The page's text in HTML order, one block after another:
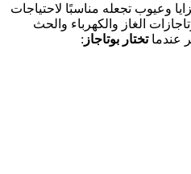
وعيوب تجعله مناسبًا لاحتياجات
الغاز والكهرباء والحث
عندماتختار بوتاجاز :